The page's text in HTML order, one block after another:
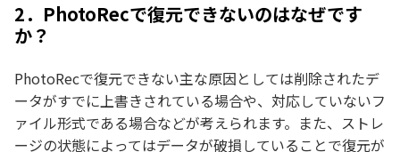
2．PhotoRecで復元できないのはなぜです
か？
PhotoRecで復元できない主な原因としては削除されたデ
ータがすでに上書きされている場合や、対応していないフ
ァイル形式である場合などが考えられます。また、ストレ
ージの状態によってはデータが破損していることで復元が